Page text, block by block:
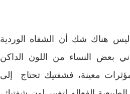
هناك شك أن الشفاه الوردية
بعض النساء من اللون الداكن
معينة، فشفتيك تحتاج إلى